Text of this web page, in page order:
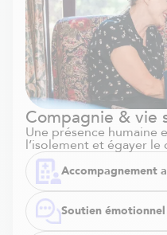
Compagnie & vie
Une présence humaine
l’isolement et égayer
Accompagnement
Soutien